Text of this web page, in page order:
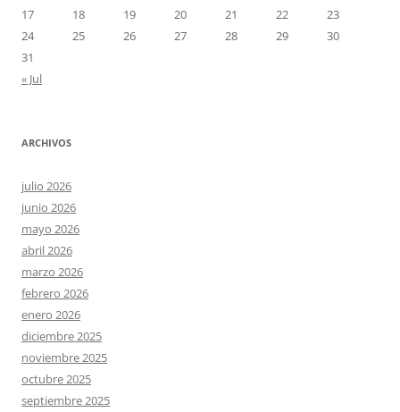
17
18 19 20 21 22
23
24
25 26 27 28 29
30
31
« Jul
ARCHIVOS
julio 2026
junio 2026
mayo 2026
abril 2026
marzo 2026
febrero 2026
enero 2026
diciembre 2025
noviembre 2025
octubre 2025
septiembre 2025